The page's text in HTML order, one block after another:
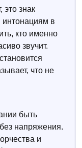
это знак
в
кто именно
звучит.
что не
быть
напряжения.
и